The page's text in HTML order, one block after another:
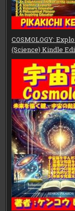
COSMOLOGY:
(Science) Kindle